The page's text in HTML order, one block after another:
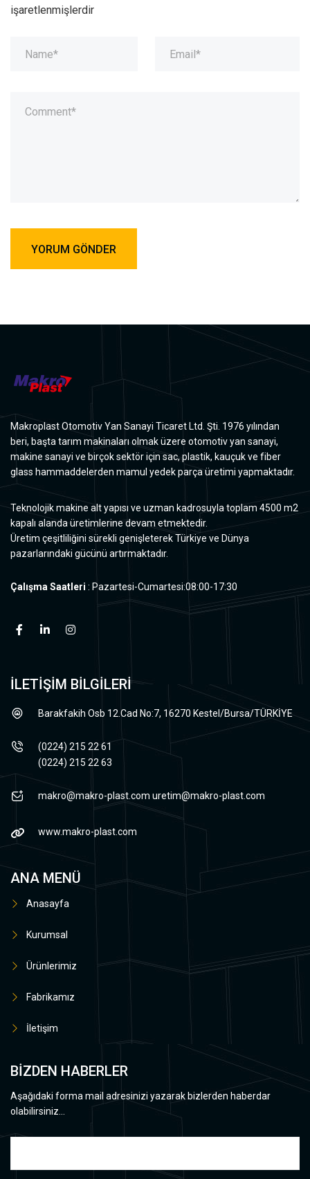
işaretlenmişlerdir
Makroplast Otomotiv Yan Sanayi Ticaret Ltd. Şti. 1976 yılından
beri, başta tarım makinaları olmak üzere otomotiv yan sanayi,
makine sanayi ve birçok sektör için sac, plastik, kauçuk ve fiber
glass hammaddelerden mamul yedek parça üretimi yapmaktadır.
Teknolojik makine alt yapısı ve uzman kadrosuyla toplam 4500 m2
kapalı alanda üretimlerine devam etmektedir.
Üretim çeşitliliğini sürekli genişleterek Türkiye ve Dünya
pazarlarındaki gücünü artırmaktadır.
Çalışma Saatleri : Pazartesi-Cumartesi:08:00-17:30
İLETİŞİM BİLGİLERİ
Barakfakih Osb 12.Cad No:7, 16270 Kestel/Bursa/TÜRKİYE
(0224) 215 22 61
(0224) 215 22 63
makro@makro-plast.com uretim@makro-plast.com
www.makro-plast.com
ANA MENÜ
Anasayfa
Kurumsal
Ürünlerimiz
Fabrikamız
İletişim
BİZDEN HABERLER
Aşağıdaki forma mail adresinizi yazarak bizlerden haberdar
olabilirsiniz...